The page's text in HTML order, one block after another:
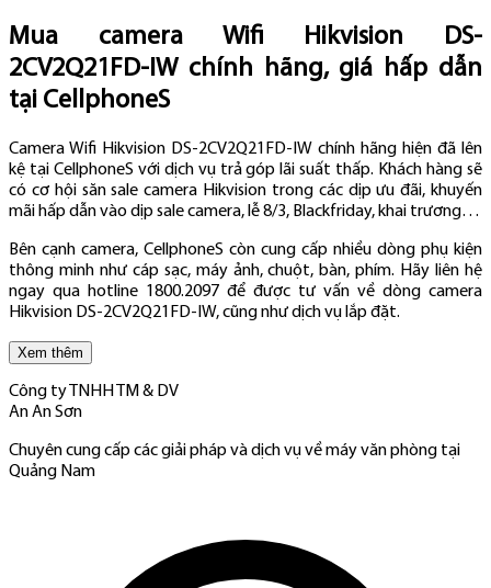
Mua camera Wifi Hikvision DS-
2CV2Q21FD-IW chính hãng, giá hấp dẫn
tại CellphoneS
Camera Wifi Hikvision DS-2CV2Q21FD-IW chính hãng hiện đã lên
kệ tại CellphoneS với dịch vụ trả góp lãi suất thấp. Khách hàng sẽ
có cơ hội săn sale camera Hikvision trong các dịp ưu đãi, khuyến
mãi hấp dẫn vào dịp sale camera, lễ 8/3, Blackfriday, khai trương…
Bên cạnh camera, CellphoneS còn cung cấp nhiều dòng phụ kiện
thông minh như cáp sạc, máy ảnh, chuột, bàn, phím. Hãy liên hệ
ngay qua hotline 1800.2097 để được tư vấn về dòng camera
Hikvision DS-2CV2Q21FD-IW, cũng như dịch vụ lắp đặt.
Xem thêm
Công ty TNHH TM & DV
An An Sơn
Chuyên cung cấp các giải pháp và dịch vụ về máy văn phòng tại
Quảng Nam